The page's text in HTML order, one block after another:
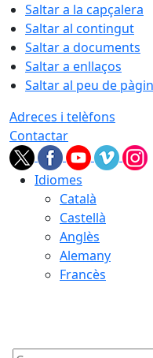
Saltar a la capçalera
Saltar al contingut
Saltar a documents
Saltar a enllaços
Saltar al peu de
Adreces i telèfons
Contactar
Idiomes
Català
Castellà
Anglès
Alemany
Francès